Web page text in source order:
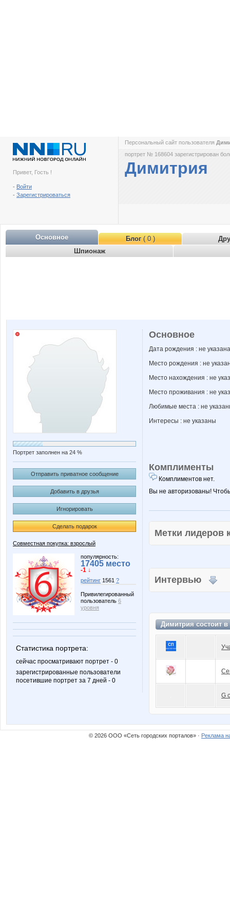
Привет, Гость !
- Войти
- Зарегистрироваться
Персональный сайт пользователя
портрет № 168604 зарегистрирован
Димитрия
Основное Блог( 0 )
Шпионаж
Портрет заполнен на 24 %
Отправить приватное сообщение
Добавить в друзья
Игнорировать
Сделать подарок
Совместная покупка: взрослый
популярность:
17405 место
-1 ↓
рейтинг 1561 ?
Привилегированный
пользователь 6
уровня
Статистика портрета:
сейчас просматривают портрет - 0
зарегистрированные пользователи
посетившие портрет за 7 дней - 0
Основное
Дата рождения : не указана
Место рождения : не
Место нахождения : не
Место проживания : не
Любимые места : не
Интересы : не указаны
Комплименты
Комплиментов нет.
Вы не авторизованы!
Метки
Интервью
Димитрия состоит в
G
© 2026 ООО «Сеть городских порталов» · Реклама